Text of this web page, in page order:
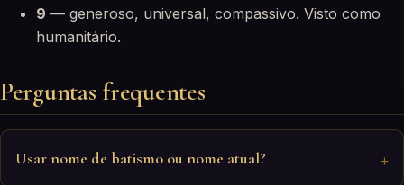
9 — generoso, universal, compassivo. Visto como
humanitário.
Perguntas frequentes
Usar nome de batismo ou nome atual?